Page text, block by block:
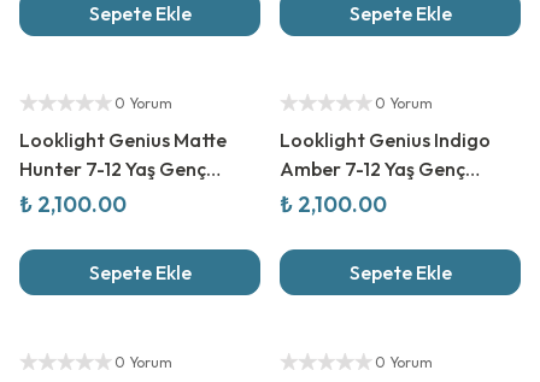
Sepete Ekle Sepete Ekle
0 Yorum
Looklight Genius Matte
Hunter 7-12 Yaş Genç
Güneş Gözlüğü
₺ 2,100.00
Sepete Ekle
0 Yorum
Looklight Genius Indigo
Amber 7-12 Yaş Genç
Güneş Gözlüğü
₺ 2,100.00
Sepete Ekle
0 Yorum 0 Yorum